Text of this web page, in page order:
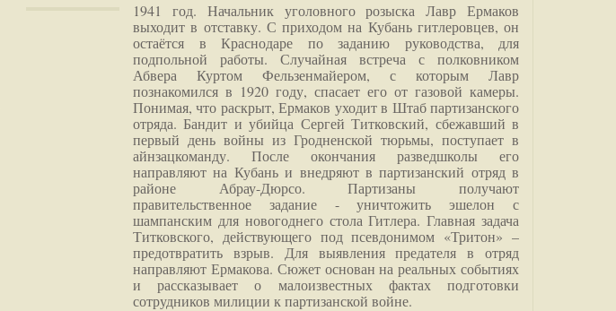
1941 год. Начальник уголовного розыска Лавр Ермаков
выходит в отставку. С приходом на Кубань гитлеровцев, он
остаётся в Краснодаре по заданию руководства, для
подпольной работы. Случайная встреча с полковником
Абвера Куртом Фельзенмайером, с которым Лавр
познакомился в 1920 году, спасает его от газовой камеры.
Понимая, что раскрыт, Ермаков уходит в Штаб партизанского
отряда. Бандит и убийца Сергей Титковский, сбежавший в
первый день войны из Гродненской тюрьмы, поступает в
айнзацкоманду. После окончания разведшколы его
направляют на Кубань и внедряют в партизанский отряд в
районе Абрау-Дюрсо. Партизаны получают
правительственное задание - уничтожить эшелон с
шампанским для новогоднего стола Гитлера. Главная задача
Титковского, действующего под псевдонимом «Тритон» –
предотвратить взрыв. Для выявления предателя в отряд
направляют Ермакова. Сюжет основан на реальных событиях
и рассказывает о малоизвестных фактах подготовки
сотрудников милиции к партизанской войне.